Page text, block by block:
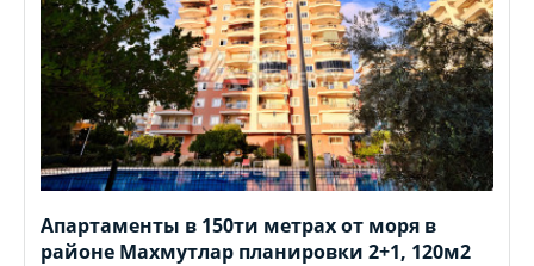
Апартаменты в 150ти метрах от моря в
районе Махмутлар планировки 2+1, 120м2